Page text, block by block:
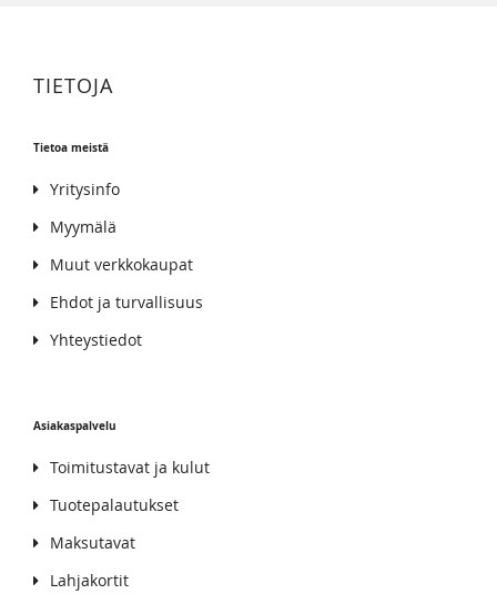
TIETOJA
Tietoa meistä
Yritysinfo
Myymälä
Muut verkkokaupat
Ehdot ja turvallisuus
Yhteystiedot
Asiakaspalvelu
Toimitustavat ja kulut
Tuotepalautukset
Maksutavat
Lahjakortit